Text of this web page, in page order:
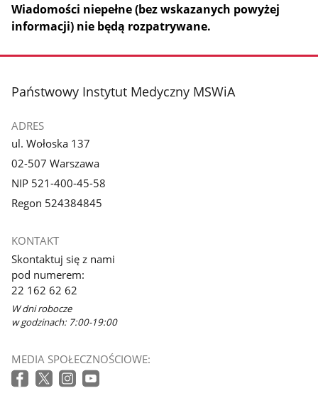
Wiadomości niepełne (bez wskazanych powyżej
informacji) nie będą rozpatrywane.
stopka
Państwowy Instytut Medyczny MSWiA
ADRES
ul. Wołoska 137
02-507 Warszawa
NIP 521-400-45-58
Regon 524384845
KONTAKT
Skontaktuj się z nami
pod numerem:
22 162 62 62
W dni robocze
w godzinach: 7:00-19:00
MEDIA SPOŁECZNOŚCIOWE: